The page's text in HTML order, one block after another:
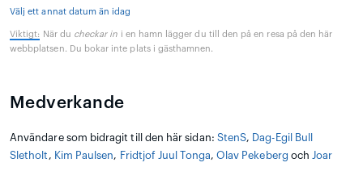
Välj ett annat datum än idag
Viktigt: När du checkar in i en hamn lägger du till den på en resa på den här
webbplatsen. Du bokar inte plats i gästhamnen.
Medverkande
Användare som bidragit till den här sidan: StenS, Dag-Egil Bull
Sletholt , Kim Paulsen, Fridtjof Juul Tonga, Olav Pekeberg och Joar